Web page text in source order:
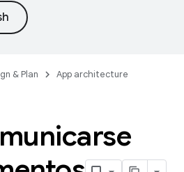
& Plan App architecture